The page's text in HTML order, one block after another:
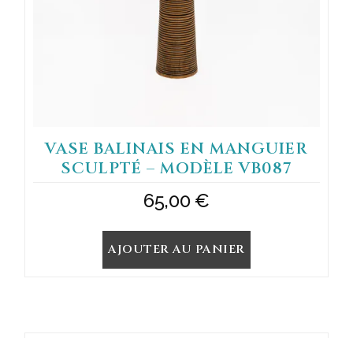
VASE BALINAIS EN MANGUIER
SCULPTÉ – MODÈLE VB087
65,00€
AJOUTER AU PANIER